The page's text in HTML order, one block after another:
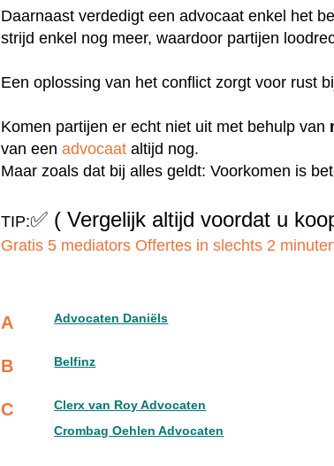
Daarnaast verdedigt een advocaat enkel het
strijd enkel nog meer, waardoor partijen
Een oplossing van het conflict zorgt voor rust
Komen partijen er echt niet uit met behulp van
van eenadvocaat altijd nog.
Maar zoals dat bij alles geldt: Voorkomen is
TIP:✅ ( Vergelijk altijd voordat u
Gratis 5 mediators Offertes in slechts 2
A Advocaten Daniëls
B Belfinz
C
Clerx van Roy Advocaten
Crombag Oehlen Advocaten